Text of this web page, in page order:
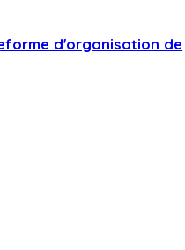
d'organisation de